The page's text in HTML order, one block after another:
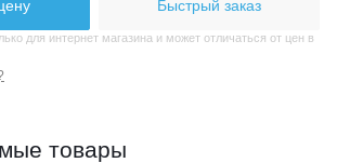
Быстрый заказ
для интернет магазина и может отличаться от цен в
товары